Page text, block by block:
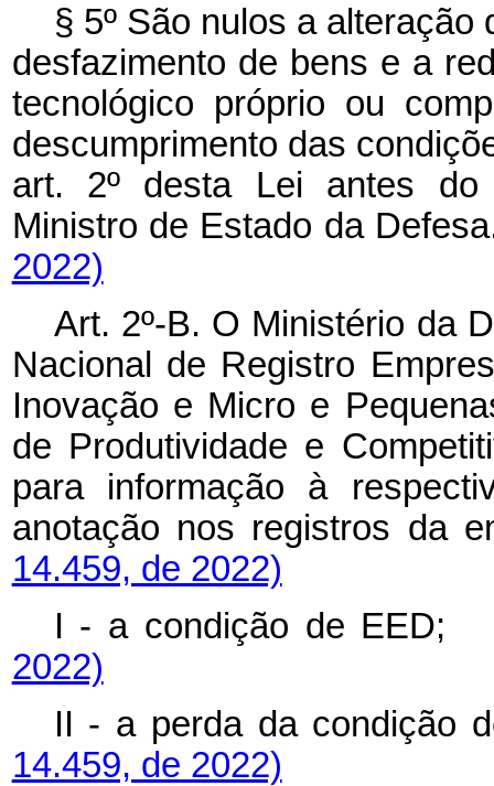
§ 5º São nulos a alteração
desfazimento de bens e a
tecnológico próprio ou
descumprimento das
art. 2º desta Lei antes do
Ministro de Estado da
2022)
Art. 2º-B. O Ministério da
Nacional de Registro
Inovação e Micro e
de Produtividade e
para informação à
anotação nos registros
14.459, de 2022)
I - a condição de
2022)
II - a perda da
14.459, de 2022)